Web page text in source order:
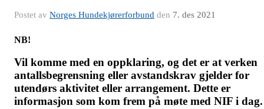
Postet av Norges Hundekjørerforbund den 7. des 2021
NB!
Vil komme med en oppklaring, og det er at verken
antallsbegrensning eller avstandskrav gjelder for
utendørs aktivitet eller arrangement. Dette er
informasjon som kom frem på møte med NIF i dag.